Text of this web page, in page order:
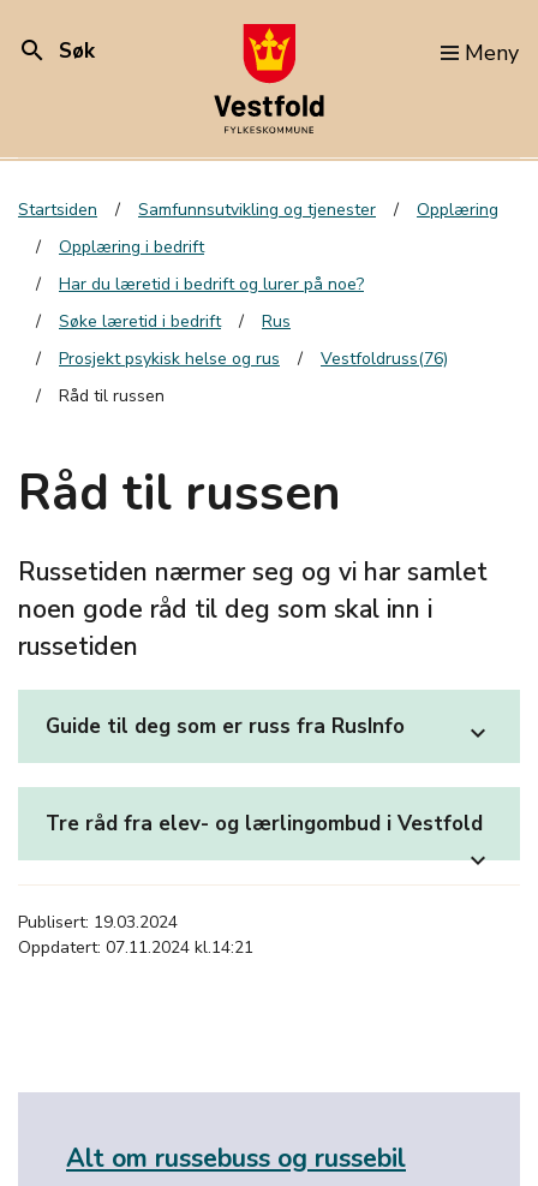
search Søk Meny
Startsiden Samfunnsutvikling og tjenester
Opplæring
Opplæring i bedrift
Har du læretid i bedrift og lurer på noe?
Søke læretid i bedrift
Rus
Prosjekt psykisk helse og rus
Vestfoldruss(76)
Råd til russen
Råd til russen
Russetiden nærmer seg og vi har samlet
noen gode råd til deg som skal inn i
russetiden
Guide til deg som er russ fra RusInfo expand_more
Tre råd fra elev- og lærlingombud i Vestfold
expand_more
Publisert: 19.03.2024
Oppdatert: 07.11.2024 kl.14:21
Alt om russebuss og russebil